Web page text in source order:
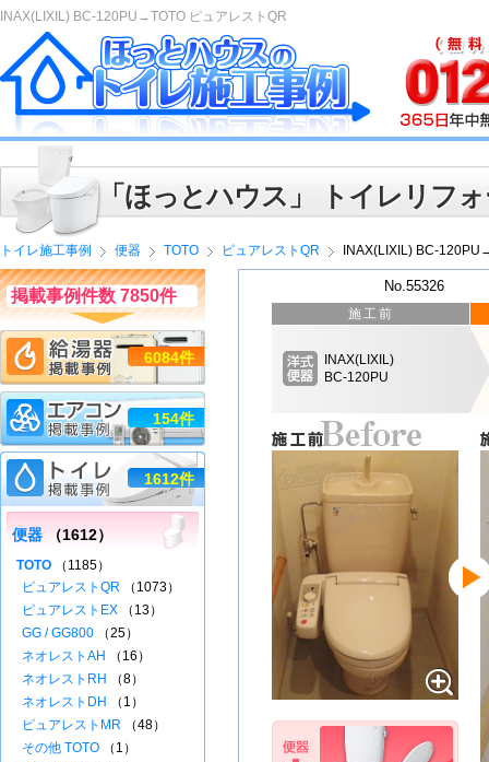
INAX(LIXIL) BC-120PU→TOTO ピュアレストQR
「ほっとハウス」 トイレリフ
トイレ施工事例 便器 TOTO ピュアレストQR INAX(LIXIL) BC-
No.55326
施工前
INAX(LIXIL)
BC-120PU
掲載事例件数 7850件
6084件
154件
1612件
便器 （1612）
TOTO （1185）
ピュアレストQR （1073）
ピュアレストEX （13）
GG / GG800 （25）
ネオレストAH
（16）
ネオレストRH
（8）
ネオレストDH
（1）
ピュアレストMR （48）
その他 TOTO （1）